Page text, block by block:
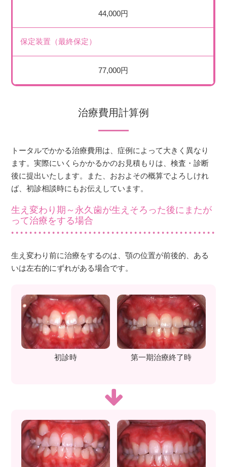
44,000円
保定装置（最終保定）
77,000円
治療費用計算例
トータルでかかる治療費用は、症例によって大きく異なり
ます。実際にいくらかかるかのお見積もりは、検査・診断
後に提出いたします。また、おおよその概算でよろしけれ
ば、初診相談時にもお伝えしています。
生え変わり期～永久歯が生えそろった後にまたが
って治療をする場合
生え変わり前に治療をするのは、顎の位置が前後的、ある
いは左右的にずれがある場合です。
初診時 第一期治療終了時